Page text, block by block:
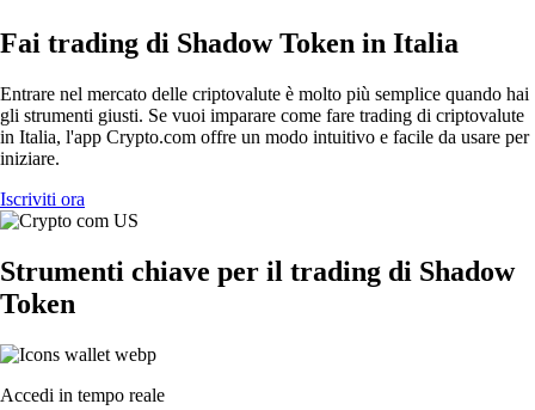
Fai trading di Shadow Token in Italia
Entrare nel mercato delle criptovalute è molto più semplice quando hai
gli strumenti giusti. Se vuoi imparare come fare trading di criptovalute
in Italia, l'app Crypto.com offre un modo intuitivo e facile da usare per
iniziare.
Iscriviti ora
Strumenti chiave per il trading di Shadow
Token
Accedi in tempo reale